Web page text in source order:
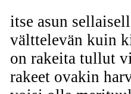
itse asun
välttelevän kuin
on rakeita tullut
rakeet ovakin